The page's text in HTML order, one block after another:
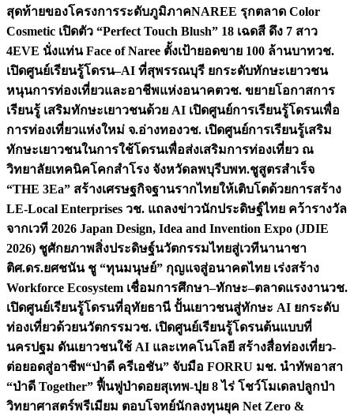
สุดท้ายของโครงการระดับภูมิภาคNAREE รุกตลาด Color
Cosmetic เปิดตัว “Perfect Touch Blush” 18 เฉดสี ดึง 7 สาว
4EVE นั่งแท่น Face of Naree ตั้งเป้ายอดขาย 100 ล้านบาทวช.
เปิดศูนย์เรียนรู้โดรน–AI ที่สุพรรณบุรี ยกระดับทักษะเยาวชน
หนุนการท่องเที่ยวและอาชีพแห่งอนาคตวช. ขยายโอกาสการ
เรียนรู้ เสริมทักษะเยาวชนด้วย AI เปิดศูนย์การเรียนรู้โดรนเพื่อ
การท่องเที่ยวแห่งใหม่ จ.อ่างทองวช. เปิดศูนย์การเรียนรู้เสริม
ทักษะเยาวชนในการใช้โดรนเพื่อส่งเสริมการท่องเที่ยว ณ
วิทยาลัยเทคนิคโคกสำโรง จังหวัดลพบุรีบพท.ชูสูตรสำเร็จ
“THE 3Ea” สร้างเศรษฐกิจฐานรากไทยให้เติบโตด้วยการสร้าง
LE-Local Enterprises วช. แถลงข่าวนักประดิษฐ์ไทย คว้ารางวัล
จากเวที 2026 Japan Design, Idea and Invention Expo (JDIE
2026) ชูศักยภาพสิ่งประดิษฐ์นวัตกรรมไทยสู่เวทีนานาชา
ติศ.ดร.ยศชนัน ชู “ทุนมนุษย์” กุญแจสู่อนาคตไทย เร่งสร้าง
Workforce Ecosystem เชื่อมการศึกษา–ทักษะ–ตลาดแรงงานวช.
เปิดศูนย์เรียนรู้โดรนที่อุทัยธานี ปั้นเยาวชนสู่ทักษะ AI ยกระดับ
ท่องเที่ยวด้วยนวัตกรรมวช. เปิดศูนย์เรียนรู้โดรนต้นแบบที่
นครปฐม ดันเยาวชนใช้ AI และเทคโนโลยี สร้างสื่อท่องเที่ยว-
ต่อยอดสู่อาชีพ“ป่าดี ครีเอชัน” จับมือ FORRU มช. นำทัพอาสา
“ป่าดี Together” ฟื้นฟูป่าดอยสุเทพ-ปุย 8 ไร่ โชว์โมเดลปลูกป่า
วิทยาศาสตร์พรีเมียม ตอบโจทย์นักลงทุนยุค Net Zero &